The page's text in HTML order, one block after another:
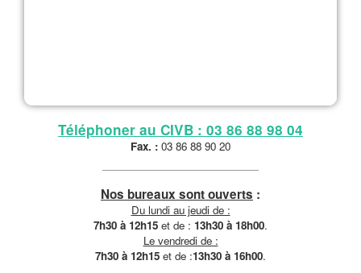
Téléphoner au CIVB : 03 86 88 98 04
Fax. : 03 86 88 90 20
Nos bureaux sont ouverts :
Du lundi au jeudi de :
7h30 à 12h15 et de : 13h30 à 18h00.
Le vendredi de :
7h30 à 12h15 et de :13h30 à 16h00.